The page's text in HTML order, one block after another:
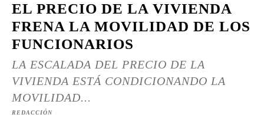
EL PRECIO DE LA VIVIENDA
FRENA LA MOVILIDAD DE LOS
FUNCIONARIOS
LA ESCALADA DEL PRECIO DE LA
VIVIENDA ESTÁ CONDICIONANDO LA
MOVILIDAD...
REDACCIÓN